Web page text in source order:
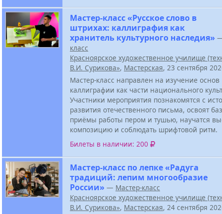
Мастер-класс «Русское слово в
штрихах: каллиграфия как
хранитель культурного наследия»
класс
Красноярское художественное училище
В.И. Сурикова», Мастерская, 23 сентября
Мастер-класс направлен на изучение основ
каллиграфии как части национального
Участники мероприятия познакомятся с
развития отечественного письма, освоят
приёмы работы пером и тушью, научатся
композицию и соблюдать шрифтовой ритм.
Билеты в наличии: 200
Мастер-класс по лепке «Радуга
традиций: лепим многообразие
России» — Мастер-класс
Красноярское художественное училище
В.И. Сурикова», Мастерская, 24 сентября